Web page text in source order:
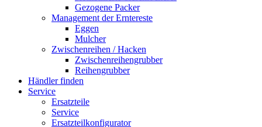
Gezogene Packer
Management der Erntereste
Eggen
Mulcher
Zwischenreihen / Hacken
Zwischenreihengrubber
Reihengrubber
Händler finden
Service
Ersatzteile
Service
Ersatzteilkonfigurator